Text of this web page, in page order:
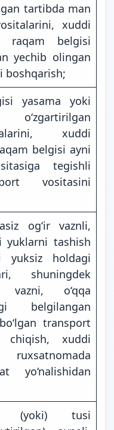
tartibda man
xuddi
raqam belgisi
yechib olingan
boshqarish;
yasama yoki
xuddi
belgisi ayni
tegishli
vositasini
og‘ir vaznli,
tashish
holdagi
shuningdek
vazni, o‘qqa
belgilangan
transport
chiqish, xuddi
yo‘nalishidan
(yoki) tusi